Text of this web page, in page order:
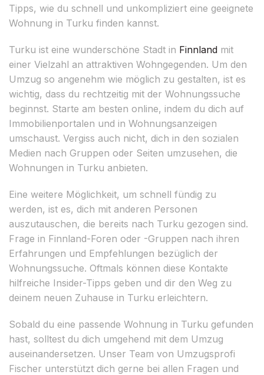
Tipps, wie du schnell und unkompliziert eine geeignete
Wohnung in Turku finden kannst.
Turku ist eine wunderschöne Stadt in Finnland mit
einer Vielzahl an attraktiven Wohngegenden. Um den
Umzug so angenehm wie möglich zu gestalten, ist es
wichtig, dass du rechtzeitig mit der Wohnungssuche
beginnst. Starte am besten online, indem du dich auf
Immobilienportalen und in Wohnungsanzeigen
umschaust. Vergiss auch nicht, dich in den sozialen
Medien nach Gruppen oder Seiten umzusehen, die
Wohnungen in Turku anbieten.
Eine weitere Möglichkeit, um schnell fündig zu
werden, ist es, dich mit anderen Personen
auszutauschen, die bereits nach Turku gezogen sind.
Frage in Finnland-Foren oder -Gruppen nach ihren
Erfahrungen und Empfehlungen bezüglich der
Wohnungssuche. Oftmals können diese Kontakte
hilfreiche Insider-Tipps geben und dir den Weg zu
deinem neuen Zuhause in Turku erleichtern.
Sobald du eine passende Wohnung in Turku gefunden
hast, solltest du dich umgehend mit dem Umzug
auseinandersetzen. Unser Team von Umzugsprofi
Fischer unterstützt dich gerne bei allen Fragen und